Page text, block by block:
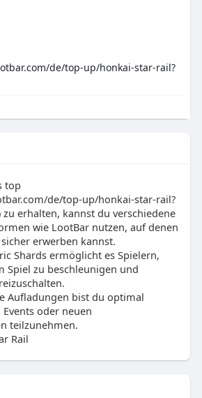
de/top-up/honkai-star-rail?
top
de/top-up/honkai-star-rail?
erhalten, kannst du verschiedene
wie LootBar nutzen, auf denen
erwerben kannst.
Shards ermöglicht es Spielern,
Spiel zu beschleunigen und
Aufladungen bist du optimal
oder neuen
teilzunehmen.
Rail